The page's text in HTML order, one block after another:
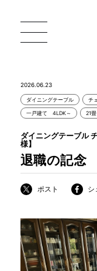
一枚板
MOKUBA
2026.06.23
ダイニングテーブル チ
一戸建て 4LDK～ 21畳
退職の記念
ダイニングテーブル
様】
ポスト シ